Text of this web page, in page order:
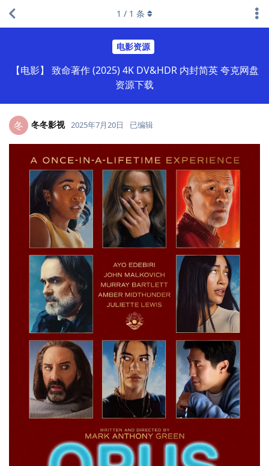
电影资源
【电影】 致命著作 (2025) 4K DV&HDR 内封简英 夸克网盘
资源下载
1 / 1 条
冬 冬冬影视 2025年7月20日 已编辑